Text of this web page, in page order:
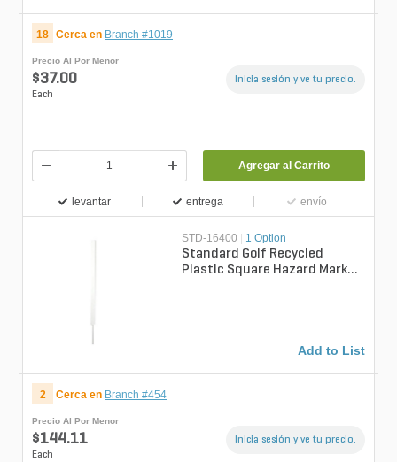
18 Cerca en Branch #1019
Precio Al Por Menor
$37.00
Each
Inicia sesión y ve tu precio.
Agregar al Carrito
levantar entrega envío
STD-16400 1 Option
Standard Golf Recycled
Plastic Square Hazard Marker
Add to List
2 Cerca en Branch #454
Precio Al Por Menor
$144.11
Each
Inicia sesión y ve tu precio.